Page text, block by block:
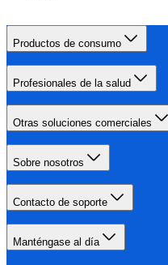
Productos de consumo
Profesionales de la salud
Otras soluciones comerciales
Sobre nosotros
Contacto de soporte
Manténgase al día